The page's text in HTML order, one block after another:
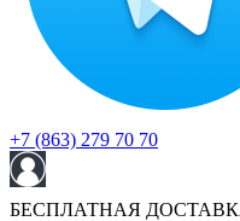
+7 (863) 279 70 70
БЕСПЛАТНАЯ ДОСТАВКА